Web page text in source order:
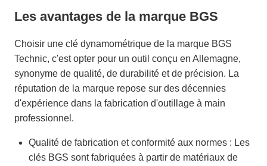
Les avantages de la marque BGS
Choisir une clé dynamométrique de la marque BGS
Technic, c'est opter pour un outil conçu en Allemagne,
synonyme de qualité, de durabilité et de précision. La
réputation de la marque repose sur des décennies
d'expérience dans la fabrication d'outillage à main
professionnel.
Qualité de fabrication et conformité aux normes : Les
clés BGS sont fabriquées à partir de matériaux de